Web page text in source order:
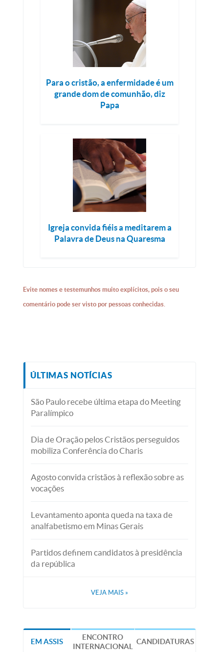
Para o cristão, a enfermidade é um
grande dom de comunhão, diz
Papa
Igreja convida fiéis a meditarem a
Palavra de Deus na Quaresma
Evite nomes e testemunhos muito explícitos, pois o seu
comentário pode ser visto por pessoas conhecidas.
ÚLTIMAS NOTÍCIAS
São Paulo recebe última etapa do Meeting
Paralímpico
Dia de Oração pelos Cristãos perseguidos
mobiliza Conferência do Charis
Agosto convida cristãos à reflexão sobre as
vocações
Levantamento aponta queda na taxa de
analfabetismo em Minas Gerais
Partidos definem candidatos à presidência
da república
VEJA MAIS »
EM ASSIS
ENCONTRO
INTERNACIONAL
CANDIDATURAS